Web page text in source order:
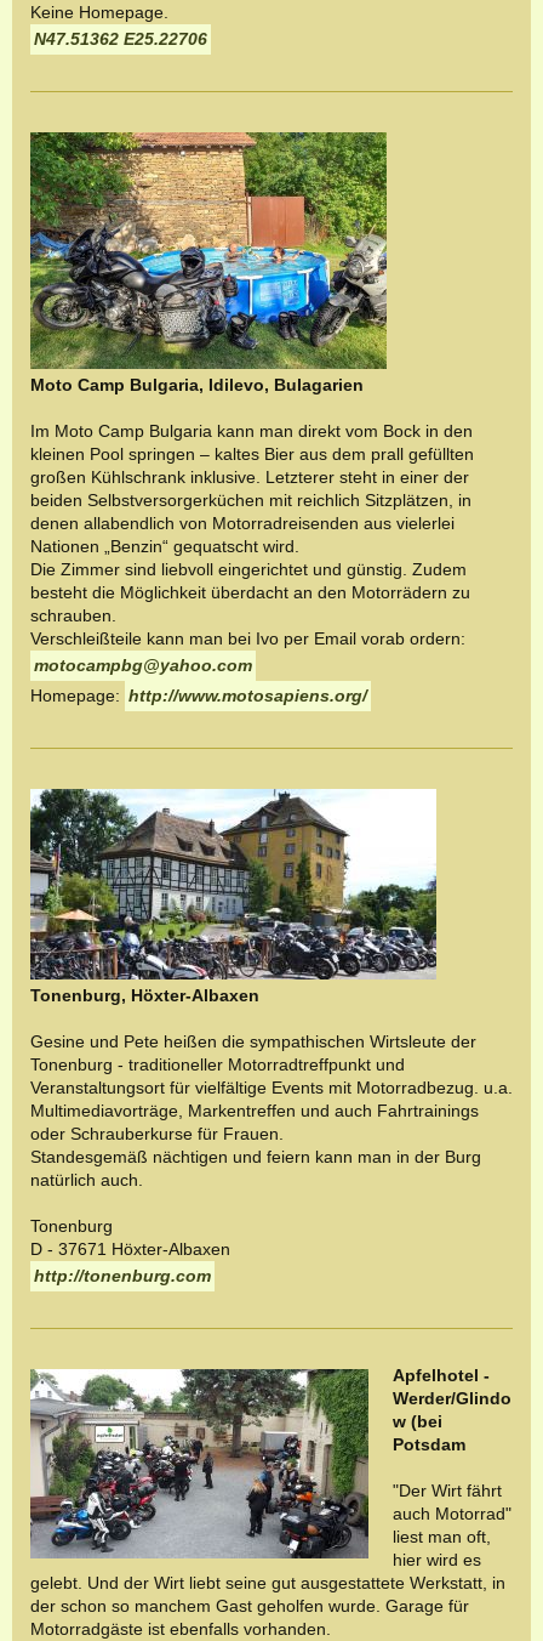
Keine Homepage.
N47.51362 E25.22706
Moto Camp Bulgaria, Idilevo, Bulagarien
Im Moto Camp Bulgaria kann man direkt vom Bock in den
kleinen Pool springen – kaltes Bier aus dem prall gefüllten
großen Kühlschrank inklusive. Letzterer steht in einer der
beiden Selbstversorgerküchen mit reichlich Sitzplätzen, in
denen allabendlich von Motorradreisenden aus vielerlei
Nationen „Benzin“ gequatscht wird.
Die Zimmer sind liebvoll eingerichtet und günstig. Zudem
besteht die Möglichkeit überdacht an den Motorrädern zu
schrauben.
Verschleißteile kann man bei Ivo per Email vorab ordern:
motocampbg@yahoo.com
Homepage: http://www.motosapiens.org/
Tonenburg, Höxter-Albaxen
Gesine und Pete heißen die sympathischen Wirtsleute der
Tonenburg - traditioneller Motorradtreffpunkt und
Veranstaltungsort für vielfältige Events mit Motorradbezug. u.a.
Multimediavorträge, Markentreffen und auch Fahrtrainings
oder Schrauberkurse für Frauen.
Standesgemäß nächtigen und feiern kann man in der Burg
natürlich auch.
Tonenburg
D - 37671 Höxter-Albaxen
http://tonenburg.com
Apfelhotel -
Werder/Glindo
w (bei
Potsdam
"Der Wirt fährt
auch Motorrad"
liest man oft,
hier wird es
gelebt. Und der Wirt liebt seine gut ausgestattete Werkstatt, in
der schon so manchem Gast geholfen wurde. Garage für
Motorradgäste ist ebenfalls vorhanden.